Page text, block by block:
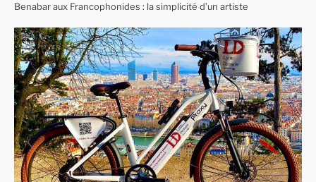
Benabar aux Francophonides : la simplicité d’un artiste